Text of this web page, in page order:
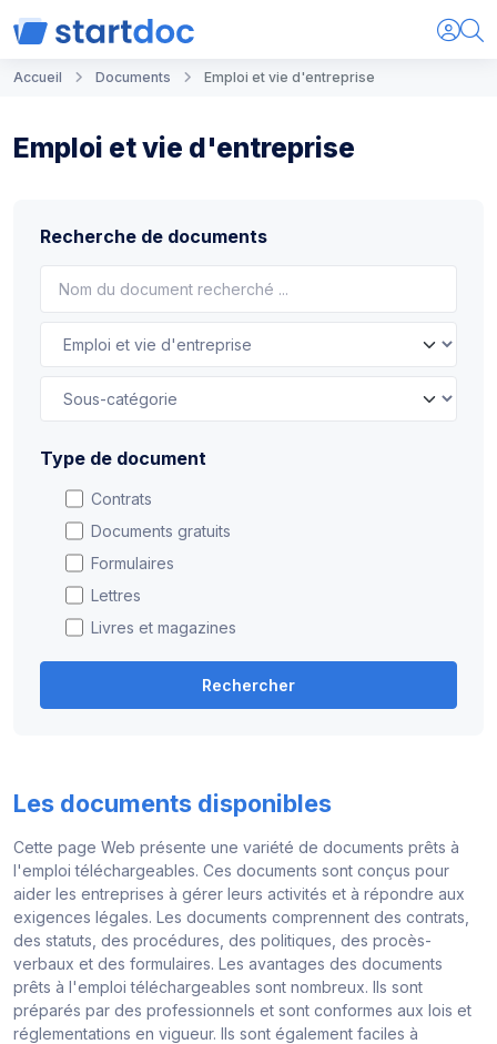
Accueil Documents Emploi et vie d'entreprise
Emploi et vie d'entreprise
Recherche de documents
Type de document
Contrats
Documents gratuits
Formulaires
Lettres
Livres et magazines
Rechercher
Les documents disponibles
Cette page Web présente une variété de documents prêts à
l'emploi téléchargeables. Ces documents sont conçus pour
aider les entreprises à gérer leurs activités et à répondre aux
exigences légales. Les documents comprennent des contrats,
des statuts, des procédures, des politiques, des procès-
verbaux et des formulaires. Les avantages des documents
prêts à l'emploi téléchargeables sont nombreux. Ils sont
préparés par des professionnels et sont conformes aux lois et
réglementations en vigueur. Ils sont également faciles à